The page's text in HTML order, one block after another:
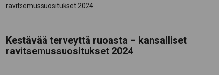
ravitsemussuositukset 2024
Kestävää terveyttä ruoasta – kansalliset
ravitsemussuositukset 2024